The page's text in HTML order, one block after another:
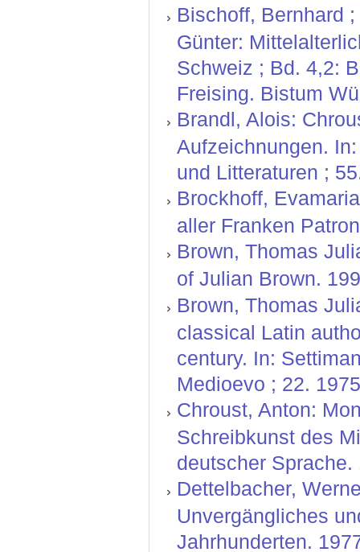
Bischoff, Bernhard
Günter:
Schweiz ; Bd. 4,2:
Freising. Bistum
Brandl, Alois:
Aufzeichnungen.
und Litteraturen ;
Brockhoff,
aller Franken
Brown, Thomas
of Julian Brown.
Brown, Thomas
classical Latin
century. In:
Medioevo ; 22.
Chroust, Anton:
Schreibkunst des
deutscher Sprache.
Dettelbacher,
Unvergängliches
Jahrhunderten.